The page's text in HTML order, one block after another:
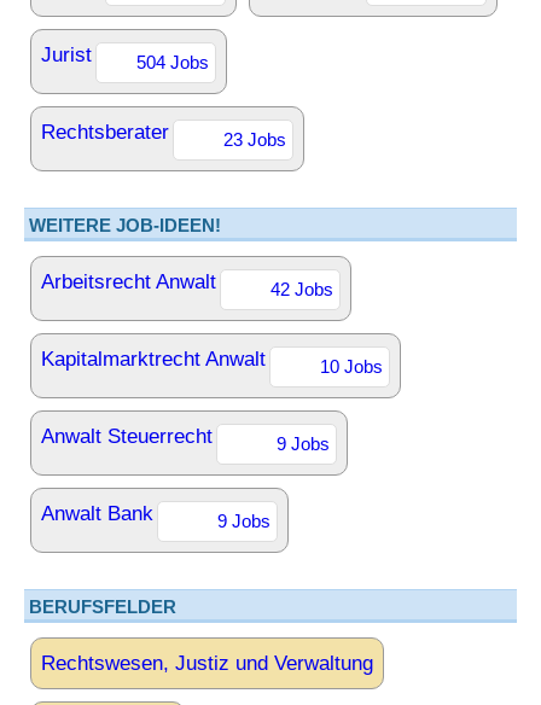
Jurist 504 Jobs
Rechtsberater 23 Jobs
WEITERE JOB-IDEEN!
Arbeitsrecht Anwalt 42 Jobs
Kapitalmarktrecht Anwalt 10 Jobs
Anwalt Steuerrecht 9 Jobs
Anwalt Bank 9 Jobs
BERUFSFELDER
Rechtswesen, Justiz und Verwaltung